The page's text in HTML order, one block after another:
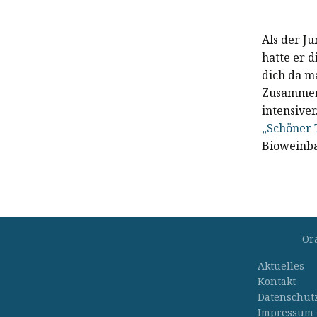
Als der
hatte er
dich da
Aktuelles
Kontakt
Impressum